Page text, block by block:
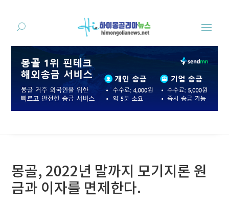
몽골, 2022년 말까지 모기지론 원
금과 이자를 면제한다.